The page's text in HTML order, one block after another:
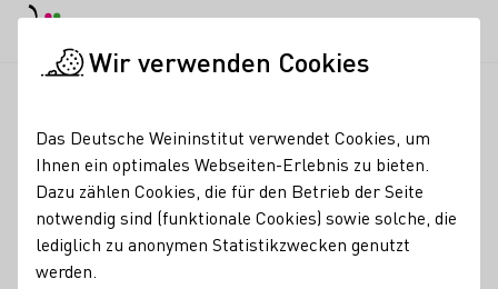
ADVENTSFEUER -
Reloaded!
23.12.2616:00 - 00:00 Uhr
Wir verwenden Cookies
Das Deutsche Weininstitut verwendet Cookies, um
Ihnen ein optimales Webseiten-Erlebnis zu bieten.
Dazu zählen Cookies, die für den Betrieb der Seite
notwendig sind (funktionale Cookies) sowie solche, die
lediglich zu anonymen Statistikzwecken genutzt
werden.